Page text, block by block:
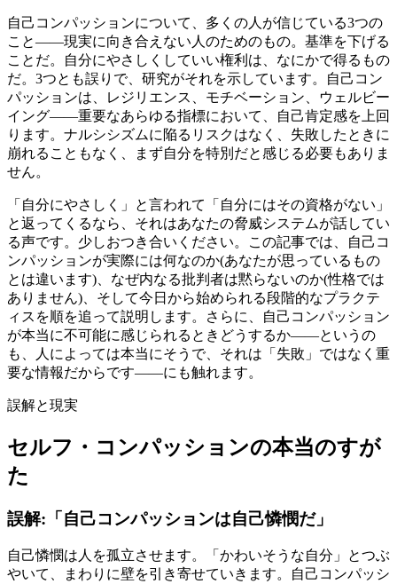
自己コンパッションについて、多くの人が信じている3つの
こと――現実に向き合えない人のためのもの。基準を下げる
ことだ。自分にやさしくしていい権利は、なにかで得るもの
だ。3つとも誤りで、研究がそれを示しています。自己コン
パッションは、レジリエンス、モチベーション、ウェルビー
イング――重要なあらゆる指標において、自己肯定感を上回
ります。ナルシシズムに陥るリスクはなく、失敗したときに
崩れることもなく、まず自分を特別だと感じる必要もありま
せん。
「自分にやさしく」と言われて「自分にはその資格がない」
と返ってくるなら、それはあなたの脅威システムが話してい
る声です。少しおつき合いください。この記事では、自己コ
ンパッションが実際には何なのか(あなたが思っているもの
とは違います)、なぜ内なる批判者は黙らないのか(性格では
ありません)、そして今日から始められる段階的なプラクテ
ィスを順を追って説明します。さらに、自己コンパッション
が本当に不可能に感じられるときどうするか――というの
も、人によっては本当にそうで、それは「失敗」ではなく重
要な情報だからです――にも触れます。
誤解と現実
セルフ・コンパッションの本当のすが
た
誤解:「自己コンパッションは自己憐憫だ」
自己憐憫は人を孤立させます。「かわいそうな自分」とつぶ
やいて、まわりに壁を引き寄せていきます。自己コンパッシ